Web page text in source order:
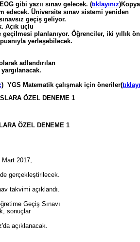
gibi yazıı sınav gelecek. (tıklayınız)Kopya
edecek. Üniversite sınav sistemi yeniden
geçiş geliyor.
Açık uçlu
planlanıyor. Öğrenciler, iki yıllık ön
yerleşebilecek.
adlandırılan
) YGS Matematik çalışmak için öneriler(
ÖZEL DENEME 1
ÖZEL DENEME 1
Mart 2017,
gerçekleştirilecek.
takvimi açıklandı.
Geçiş Sınavı
sonuçlar
açıklanacak.